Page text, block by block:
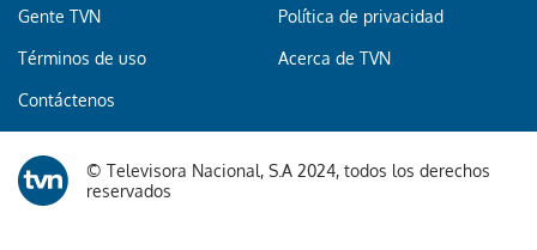
Gente TVN Política de privacidad
Términos de uso Acerca de TVN
Contáctenos
© Televisora Nacional, S.A 2024, todos los derechos
reservados